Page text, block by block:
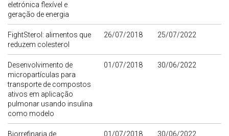
eletrónica flexível e
geração de energia
FightSterol: alimentos que
reduzem colesterol
26/07/2018 25/07/2022
Desenvolvimento de
micropartículas para
transporte de compostos
ativos em aplicação
pulmonar usando insulina
como modelo
01/07/2018 30/06/2022
Biorrefinaria de
01/07/2018 30/06/2022